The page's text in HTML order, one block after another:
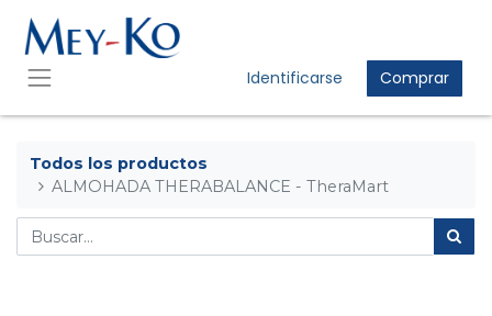
Identificarse Comprar
Todos los productos
ALMOHADA THERABALANCE - TheraMart